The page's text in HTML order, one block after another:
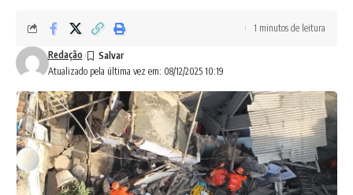
Atualizado pela última vez em: 08/12/2025 10:19
Redação
1 minutos de leitura